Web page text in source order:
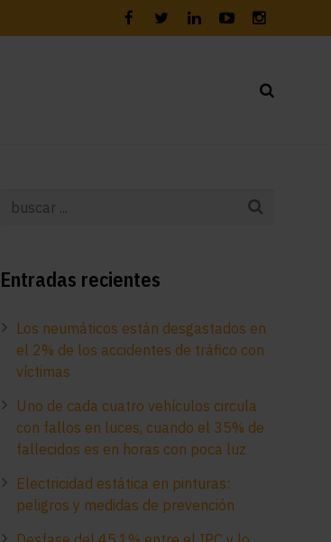
Entradas recientes
Los neumáticos están desgastados en
el 2% de los accidentes de tráfico con
víctimas
Uno de cada cuatro vehículos circula
con fallos en luces, cuando el 35% de
fallecidos es en horas con poca luz
Electricidad estática en pinturas:
peligros y medidas de prevención